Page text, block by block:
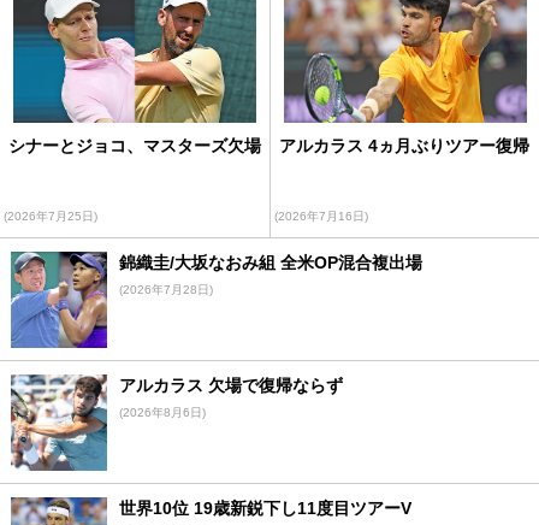
シナーとジョコ、マスターズ欠場
(2026年7月25日)
アルカラス 4ヵ月ぶりツアー復帰
(2026年7月16日)
錦織圭/大坂なおみ組 全米OP混合複出場
(2026年7月28日)
アルカラス 欠場で復帰ならず
(2026年8月6日)
世界10位 19歳新鋭下し11度目ツアーV